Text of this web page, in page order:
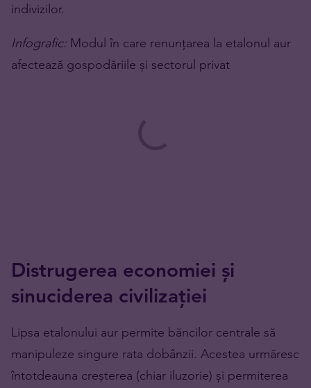
indivizilor.
Infografic: Modul în care renunțarea la etalonul aur
afectează gospodăriile și sectorul privat
Distrugerea economiei și
sinuciderea civilizației
Lipsa etalonului aur permite băncilor centrale să
manipuleze singure rata dobânzii. Acestea urmăresc
întotdeauna creșterea (chiar iluzorie) și permiterea